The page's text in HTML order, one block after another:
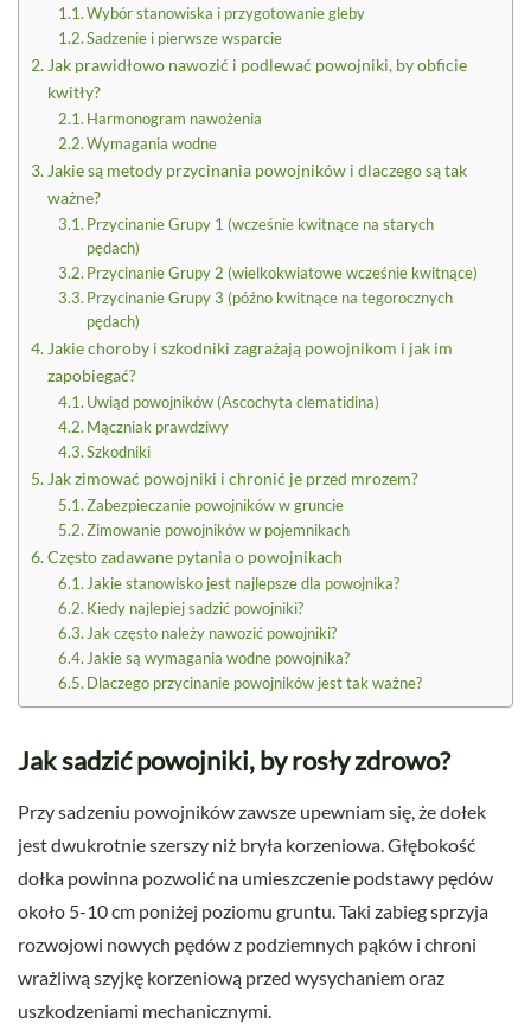
Wybór stanowiska i przygotowanie gleby
Sadzenie i pierwsze wsparcie
Jak prawidłowo nawozić i podlewać powojniki, by obficie
kwitły?
Harmonogram nawożenia
Wymagania wodne
Jakie są metody przycinania powojników i dlaczego są tak
ważne?
Przycinanie Grupy 1 (wcześnie kwitnące na starych
pędach)
Przycinanie Grupy 2 (wielkokwiatowe wcześnie kwitnące)
Przycinanie Grupy 3 (późno kwitnące na tegorocznych
pędach)
Jakie choroby i szkodniki zagrażają powojnikom i jak im
zapobiegać?
Uwiąd powojników (Ascochyta clematidina)
Mączniak prawdziwy
Szkodniki
Jak zimować powojniki i chronić je przed mrozem?
Zabezpieczanie powojników w gruncie
Zimowanie powojników w pojemnikach
Często zadawane pytania o powojnikach
Jakie stanowisko jest najlepsze dla powojnika?
Kiedy najlepiej sadzić powojniki?
Jak często należy nawozić powojniki?
Jakie są wymagania wodne powojnika?
Dlaczego przycinanie powojników jest tak ważne?
Jak sadzić powojniki, by rosły zdrowo?
Przy sadzeniu powojników zawsze upewniam się, że dołek
jest dwukrotnie szerszy niż bryła korzeniowa. Głębokość
dołka powinna pozwolić na umieszczenie podstawy pędów
około 5-10 cm poniżej poziomu gruntu. Taki zabieg sprzyja
rozwojowi nowych pędów z podziemnych pąków i chroni
wrażliwą szyjkę korzeniową przed wysychaniem oraz
uszkodzeniami mechanicznymi.